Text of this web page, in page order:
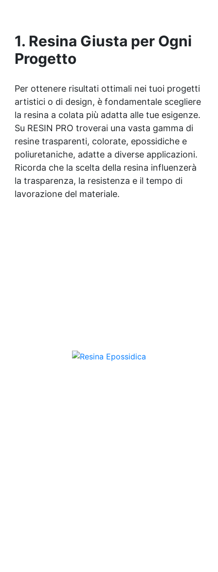
1. Resina Giusta per Ogni
Progetto
Per ottenere risultati ottimali nei tuoi progetti
artistici o di design, è fondamentale scegliere
la resina a colata più adatta alle tue esigenze.
Su RESIN PRO troverai una vasta gamma di
resine trasparenti, colorate, epossidiche e
poliuretaniche, adatte a diverse applicazioni.
Ricorda che la scelta della resina influenzerà
la trasparenza, la resistenza e il tempo di
lavorazione del materiale.